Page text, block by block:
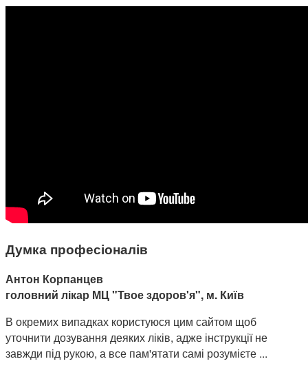
Думка професіоналів
Антон Корпанцев
головний лікар МЦ "Твое здоров'я", м. Київ
В окремих випадках користуюся цим сайтом щоб
уточнити дозування деяких ліків, адже інструкції не
завжди під рукою, а все пам'ятати самі розумієте ...